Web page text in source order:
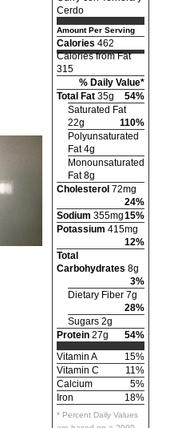
Cerdo
Amount Per Serving
Calories 462
Calories from Fat
315
% Daily Value*
Total Fat 35g
54%
Saturated Fat
22g
110%
Polyunsaturated
Fat 4g
Monounsaturated
Fat 8g
Cholesterol 72mg
24%
Sodium 355mg15%
Potassium 415mg
12%
Total
Carbohydrates 8g
3%
Dietary Fiber 7g
28%
Sugars 2g
Protein 27g
54%
Vitamin A
15%
Vitamin C
11%
Calcium
5%
Iron
18%
* Percent Daily Values